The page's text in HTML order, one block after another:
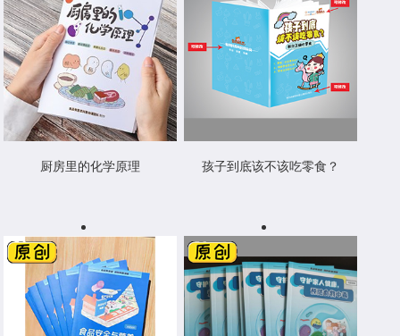
厨房里的化学原理 孩子到底该不该吃零食？